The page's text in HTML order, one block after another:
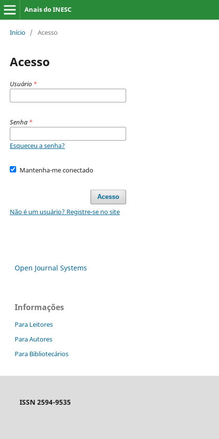
Anais do INESC
Início / Acesso
Acesso
Usuário *
Senha *
Esqueceu a senha?
Mantenha-me conectado
Acesso
Não é um usuário? Registre-se no site
Open Journal Systems
Informações
Para Leitores
Para Autores
Para Bibliotecários
ISSN 2594-9535